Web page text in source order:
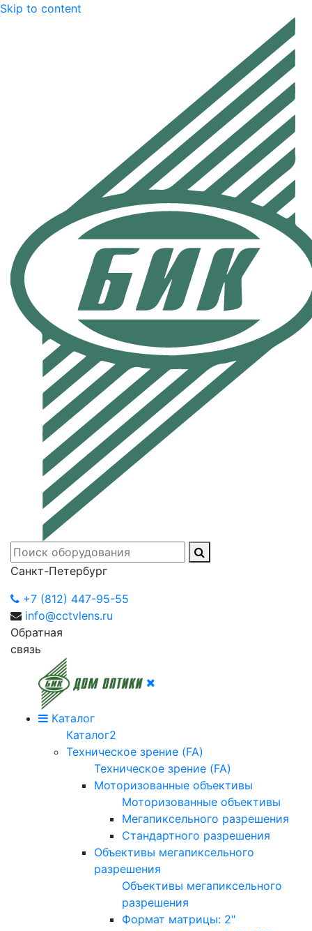
Skip to content
Санкт-Петербург
+7 (812) 447-95-55
info@cctvlens.ru
Обратная
связь
Каталог
Каталог2
Техническое зрение (FA)
Техническое зрение (FA)
Моторизованные объективы
Моторизованные объективы
Мегапиксельного разрешения
Стандартного разрешения
Объективы мегапиксельного
разрешения
Объективы мегапиксельного
разрешения
Формат матрицы: 2"